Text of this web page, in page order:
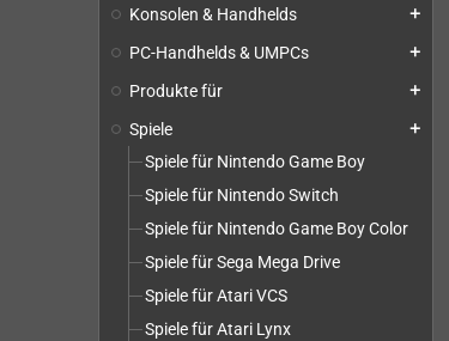
Konsolen & Handhelds add
PC-Handhelds & UMPCs add
Produkte für add
Spiele add
Spiele für Nintendo Game Boy
Spiele für Nintendo Switch
Spiele für Nintendo Game Boy Color
Spiele für Sega Mega Drive
Spiele für Atari VCS
Spiele für Atari Lynx